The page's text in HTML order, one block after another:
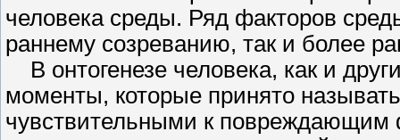
человека среды. Ряд фак­торов
раннему созрева­нию, так и более
В онтогенезе человека, как и
моменты, которые принято
чувствительными к повреждающим